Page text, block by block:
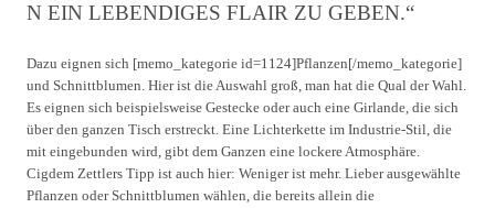
N EIN LEBENDIGES FLAIR ZU GEBEN.“
Dazu eignen sich [memo_kategorie id=1124]Pflanzen[/memo_kategorie]
und Schnittblumen. Hier ist die Auswahl groß, man hat die Qual der Wahl.
Es eignen sich beispielsweise Gestecke oder auch eine Girlande, die sich
über den ganzen Tisch erstreckt. Eine Lichterkette im Industrie-Stil, die
mit eingebunden wird, gibt dem Ganzen eine lockere Atmosphäre.
Cigdem Zettlers Tipp ist auch hier: Weniger ist mehr. Lieber ausgewählte
Pflanzen oder Schnittblumen wählen, die bereits allein die